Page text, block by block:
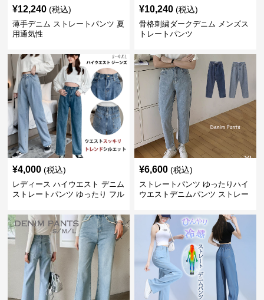
¥12,240 (税込)
薄手デニム ストレートパンツ 夏
用通気性
¥10,240 (税込)
骨格刺繍ダークデニム メンズス
トレートパンツ
¥4,000 (税込)
レディース ハイウエスト デニム
ストレートパンツ ゆったり フル
¥6,600 (税込)
ストレートパンツ ゆったりハイ
ウエストデニムパンツ ストレー